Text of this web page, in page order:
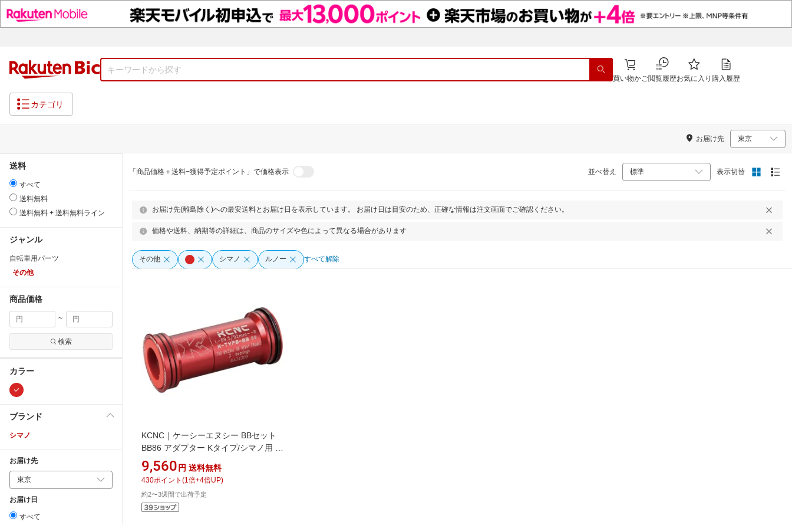
買い物かご閲覧履歴お気に入り 購入履歴
カテゴリ
お届け先
送料
すべて
送料無料
送料無料 + 送料無料ライン
ジャンル
自転車用パーツ
その他
商品価格
~
検索
カラー
ブランド
シマノ
お届け先
お届け日
すべて
「商品価格＋送料−獲得予定ポイント」で価格表示 並べ替え 表示切替
お届け先(離島除く)への最安送料とお届け日を表示しています。 お届け日は目安のため、正確な情報は注文画面でご確認ください。
価格や送料、納期等の詳細は、商品のサイズや色によって異なる場合があります
その他 シマノ ルノー すべて解除
KCNC｜ケーシーエヌシー BBセット
BB86 アダプター Kタイプ/シマノ用 レ
ッド 263422
9,560 円 送料無料
430ポイント (1 倍+4倍UP)
約2〜3週間で出荷予定